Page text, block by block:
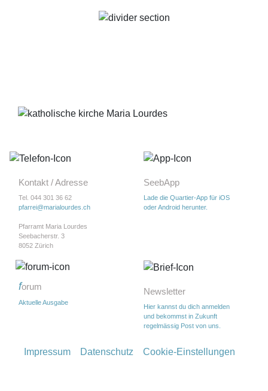
Kontakt / Adresse
Tel. 044 301 36 62
pfarrei@marialourdes.ch
Pfarramt Maria Lourdes
Seebacherstr. 3
8052 Zürich
SeebApp
Lade die Quartier-App für iOS
oder Android herunter.
forum
Aktuelle Ausgabe
Newsletter
Hier kannst du dich anmelden
und bekommst in Zukunft
regelmässig Post von uns.
Fußzeile
Impressum Datenschutz Cookie-Einstellungen